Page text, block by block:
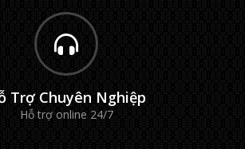
Trợ Chuyên Nghiệp
Hỗ trợ online 24/7